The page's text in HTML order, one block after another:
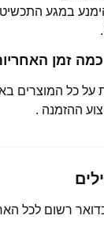
במגע
זמן
על כל המוצרים
ההזמנה .